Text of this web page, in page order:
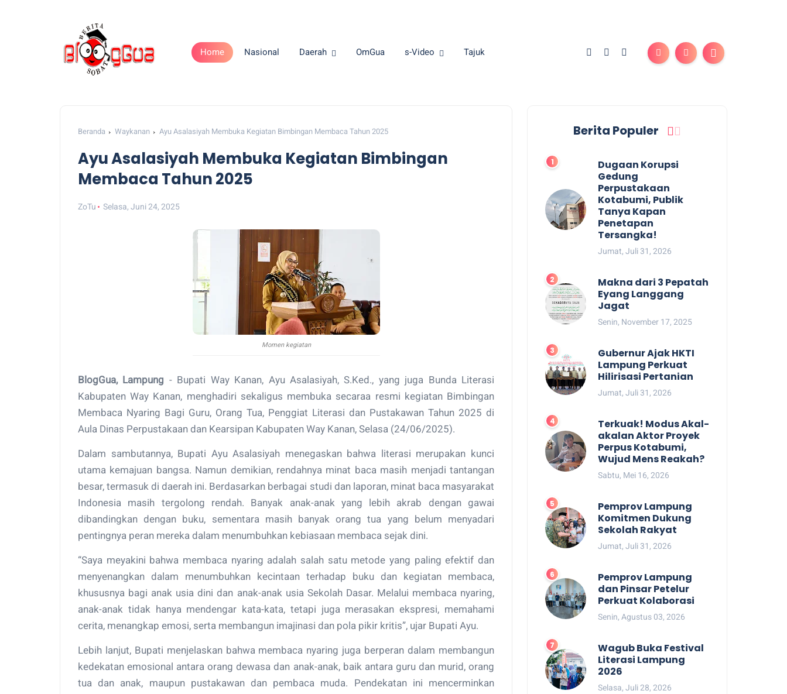
Home Nasional Daerah OmGua s-Video Tajuk
Beranda Waykanan Ayu Asalasiyah Membuka Kegiatan Bimbingan Membaca Tahun 2025
Ayu Asalasiyah Membuka Kegiatan Bimbingan
Membaca Tahun 2025
ZoTu Selasa, Juni 24, 2025
Momen kegiatan
BlogGua, Lampung - Bupati Way Kanan, Ayu Asalasiyah, S.Ked., yang juga Bunda Literasi
Kabupaten Way Kanan, menghadiri sekaligus membuka secaraa resmi kegiatan Bimbingan
Membaca Nyaring Bagi Guru, Orang Tua, Penggiat Literasi dan Pustakawan Tahun 2025 di
Aula Dinas Perpustakaan dan Kearsipan Kabupaten Way Kanan, Selasa (24/06/2025).
Dalam sambutannya, Bupati Ayu Asalasiyah menegaskan bahwa literasi merupakan kunci
utama kemajuan bangsa. Namun demikian, rendahnya minat baca masih menjadi tantangan
besar, termasuk di daerah ini. Berdasarkan berbagai studi dan laporan, minat baca masyarakat
Indonesia masih tergolong rendah. Banyak anak-anak yang lebih akrab dengan gawai
dibandingkan dengan buku, sementara masih banyak orang tua yang belum menyadari
pentingnya peran mereka dalam menumbuhkan kebiasaan membaca sejak dini.
“Saya meyakini bahwa membaca nyaring adalah salah satu metode yang paling efektif dan
menyenangkan dalam menumbuhkan kecintaan terhadap buku dan kegiatan membaca,
khususnya bagi anak usia dini dan anak-anak usia Sekolah Dasar. Melalui membaca nyaring,
anak-anak tidak hanya mendengar kata-kata, tetapi juga merasakan ekspresi, memahami
cerita, menangkap emosi, serta membangun imajinasi dan pola pikir kritis”, ujar Bupati Ayu.
Lebih lanjut, Bupati menjelaskan bahwa membaca nyaring juga berperan dalam membangun
kedekatan emosional antara orang dewasa dan anak-anak, baik antara guru dan murid, orang
tua dan anak, maupun pustakawan dan pembaca muda. Pendekatan ini mencerminkan
Berita Populer
Dugaan Korupsi
Gedung
Perpustakaan
Kotabumi, Publik
Tanya Kapan
Penetapan
Tersangka!
Jumat, Juli 31, 2026
Makna dari 3 Pepatah
Eyang Langgang
Jagat
Senin, November 17, 2025
Gubernur Ajak HKTI
Lampung Perkuat
Hilirisasi Pertanian
Jumat, Juli 31, 2026
Terkuak! Modus Akal-
akalan Aktor Proyek
Perpus Kotabumi,
Wujud Mens Reakah?
Sabtu, Mei 16, 2026
Pemprov Lampung
Komitmen Dukung
Sekolah Rakyat
Jumat, Juli 31, 2026
Pemprov Lampung
dan Pinsar Petelur
Perkuat Kolaborasi
Senin, Agustus 03, 2026
Wagub Buka Festival
Literasi Lampung
2026
Selasa, Juli 28, 2026